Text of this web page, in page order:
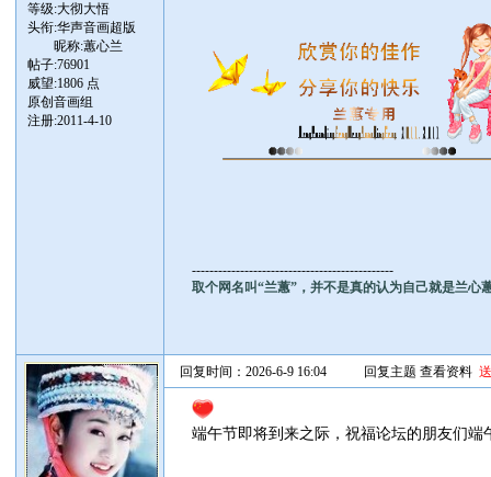
等级:大彻大悟
头衔:华声音画超版
昵称:蕙心兰
帖子:76901
威望:1806 点
原创音画组
注册:2011-4-10
----------------------------------------------
取个网名叫“兰蕙”，并不是真的认为自己就是兰
回复时间：2026-6-9 16:04 回复主题 查看资料
端午节即将到来之际，祝福论坛的朋友们端